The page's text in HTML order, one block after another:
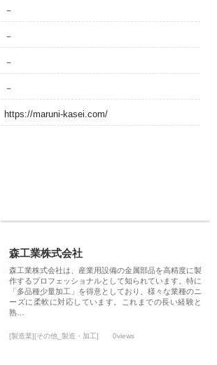
－
－
－
－
https://maruni-kasei.com/
森工業株式会社
森工業株式会社は、産業用設備の金属部品を高精度に製
作するプロフェッショナルとして知られています。特に
「多品種少量加工」を得意としており、様々な業種のニ
ーズに柔軟に対応しています。これまでの長い経験と
熟…
[製造業][その他_製造・加工] 0views